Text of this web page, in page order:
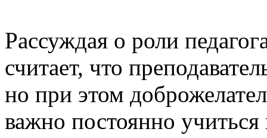
Рассуждая о роли
считает, что
но при этом
важно постоянно